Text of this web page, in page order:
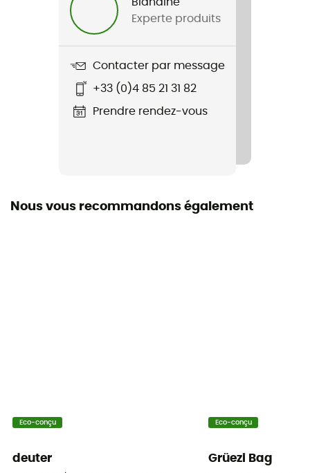
Responsible Down Standard
Matières
Température de confort
Experte produits
Contacter par message
+33 (0)4 85 21 31 82
Prendre rendez-vous
Nous vous recommandons également
Eco-conçu
deuter
Eco-conçu
Grüezi Bag